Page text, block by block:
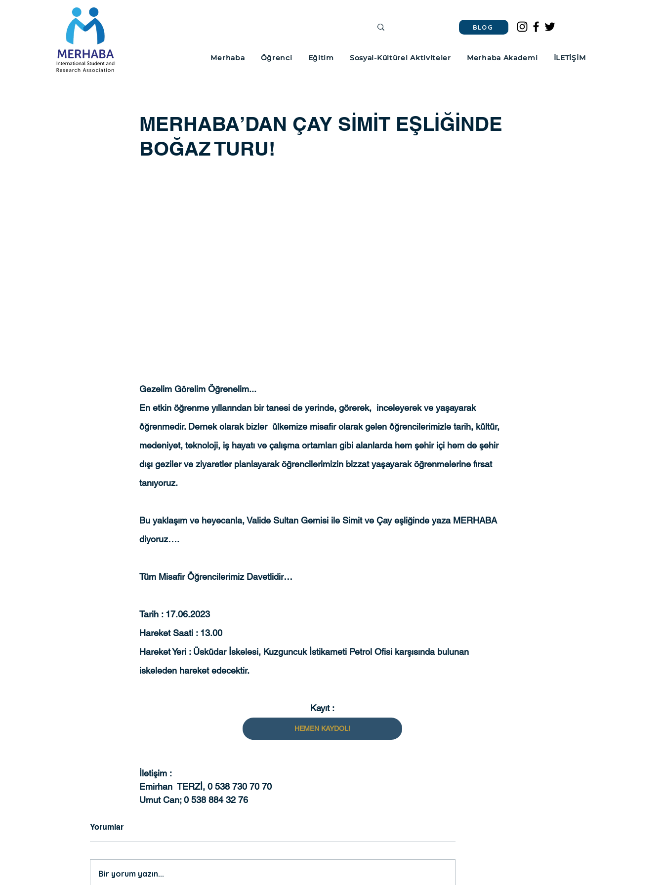
BLOG
Merhaba Öğrenci Eğitim Sosyal-Kültürel Aktiviteler Merhaba Akademi İLETİŞİM
MERHABA’DAN ÇAY SİMİT EŞLİĞİNDE
BOĞAZ TURU!
Gezelim Görelim Öğrenelim...
En etkin öğrenme yıllarından bir tanesi de yerinde, görerek,  inceleyerek ve yaşayarak
öğrenmedir. Dernek olarak bizler  ülkemize misafir olarak gelen öğrencilerimizle tarih, kültür,
medeniyet, teknoloji, iş hayatı ve çalışma ortamları gibi alanlarda hem şehir içi hem de şehir
dışı geziler ve ziyaretler planlayarak öğrencilerimizin bizzat yaşayarak öğrenmelerine fırsat
tanıyoruz.
Bu yaklaşım ve heyecanla, Valide Sultan Gemisi ile Simit ve Çay eşliğinde yaza MERHABA
diyoruz….
Tüm Misafir Öğrencilerimiz Davetlidir…
Tarih : 17.06.2023
Hareket Saati : 13.00
Hareket Yeri : Üsküdar İskelesi, Kuzguncuk İstikameti Petrol Ofisi karşısında bulunan
iskeleden hareket edecektir.
Kayıt :
HEMEN KAYDOL!
İletişim :
Emirhan  TERZİ, 0 538 730 70 70
Umut Can; 0 538 884 32 76
Yorumlar
Bir yorum yazın...